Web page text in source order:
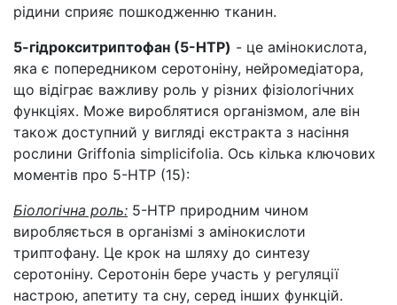
рідини сприяє пошкодженню тканин.
5-гідрокситриптофан (5-HTP) - це амінокислота,
яка є попередником серотоніну, нейромедіатора,
що відіграє важливу роль у різних фізіологічних
функціях. Може вироблятися організмом, але він
також доступний у вигляді екстракта з насіння
рослини Griffonia simplicifolia. Ось кілька ключових
моментів про 5-HTP (15):
Біологічна роль: 5-HTP природним чином
виробляється в організмі з амінокислоти
триптофану. Це крок на шляху до синтезу
серотоніну. Серотонін бере участь у регуляції
настрою, апетиту та сну, серед інших функцій.